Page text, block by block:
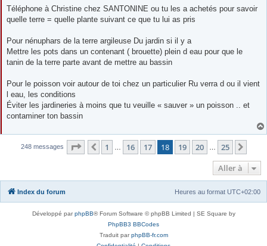
s
a
Téléphone à Christine chez SANTONINE ou tu les a achetés pour savoir
quelle terre = quelle plante suivant ce que tu lui as pris
Pour nénuphars de la terre argileuse Du jardin si il y a
Mettre les pots dans un contenant ( brouette) plein d eau pour que le
tanin de la terre parte avant de mettre au bassin
Pour le poisson voir autour de toi chez un particulier Ru verra d ou il vient
l eau, les conditions
Éviter les jardineries à moins que tu veuille « sauver » un poisson .. et
contaminer ton bassin
248 messages Page 18 sur 25
Précédente
1 16 17 18 19 20 25
Aller à
Index du forum Heures au format UTC+02:00
Développé parphpBB® Forum Software © phpBB Limited | SE Square by
PhpBB3 BBCodes
Traduit parphpBB-fr.com